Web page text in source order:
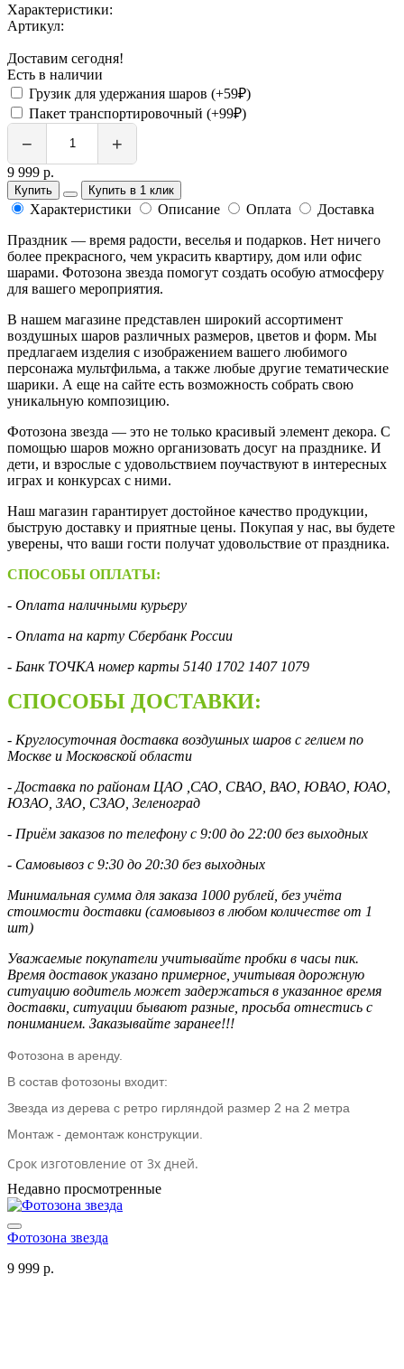
Характеристики:
Артикул:
Доставим сегодня!
Есть в наличии
Грузик для удержания шаров (+59₽)
Пакет транспортировочный (+99₽)
− +
9 999 р.
Купить Купить в 1 клик
Характеристики Описание Оплата
Доставка
Праздник — время радости, веселья и подарков. Нет ничего
более прекрасного, чем украсить квартиру, дом или офис
шарами. Фотозона звезда помогут создать особую атмосферу
для вашего мероприятия.
В нашем магазине представлен широкий ассортимент
воздушных шаров различных размеров, цветов и форм. Мы
предлагаем изделия с изображением вашего любимого
персонажа мультфильма, а также любые другие тематические
шарики. А еще на сайте есть возможность собрать свою
уникальную композицию.
Фотозона звезда — это не только красивый элемент декора. С
помощью шаров можно организовать досуг на празднике. И
дети, и взрослые с удовольствием поучаствуют в интересных
играх и конкурсах с ними.
Наш магазин гарантирует достойное качество продукции,
быструю доставку и приятные цены. Покупая у нас, вы будете
уверены, что ваши гости получат удовольствие от праздника.
СПОСОБЫ ОПЛАТЫ:
- Оплата наличными курьеру
- Оплата на карту Сбербанк России
- Банк ТОЧКА номер карты 5140 1702 1407 1079
СПОСОБЫ ДОСТАВКИ:
- Круглосуточная доставка воздушных шаров с гелием по
Москве и Московской области
- Доставка по районам ЦАО ,САО, СВАО, ВАО, ЮВАО, ЮАО,
ЮЗАО, ЗАО, СЗАО, Зеленоград
- Приём заказов по телефону с 9:00 до 22:00 без выходных
- Самовывоз с 9:30 до 20:30 без выходных
Минимальная сумма для заказа 1000 рублей, без учёта
стоимости доставки (самовывоз в любом количестве от 1
шт)
Уважаемые покупатели учитывайте пробки в часы пик.
Время доставок указано примерное, учитывая дорожную
ситуацию водитель может задержаться в указанное время
доставки, ситуации бывают разные, просьба отнестись с
пониманием. Заказывайте заранее!!!
Фотозона в аренду.
В состав фотозоны входит:
Звезда из дерева с ретро гирляндой размер 2 на 2 метра
Монтаж - демонтаж конструкции.
Срок изготовление от 3х дней.
Недавно просмотренные
Фотозона звезда
9 999 р.